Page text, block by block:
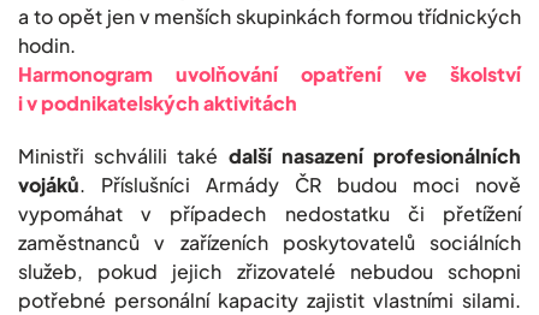
a to opět jen v menších skupinkách formou třídnických
hodin.
Harmonogram uvolňování opatření ve školství
i v podnikatelských aktivitách
Ministři schválili také další nasazení profesionálních
vojáků. Příslušníci Armády ČR budou moci nově
vypomáhat v případech nedostatku či přetížení
zaměstnanců v zařízeních poskytovatelů sociálních
služeb, pokud jejich zřizovatelé nebudou schopni
potřebné personální kapacity zajistit vlastními silami.